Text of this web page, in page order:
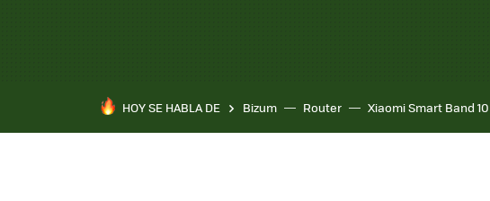
HOY SE HABLA DE Bizum Router Xiaomi Smart Band 10